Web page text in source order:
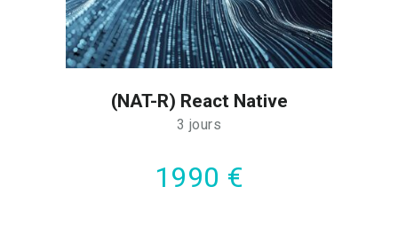
(NAT-R) React Native
3 jours
1990 €